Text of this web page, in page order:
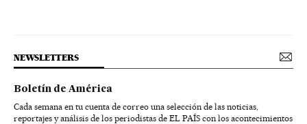
NEWSLETTERS
Boletín de América
Cada semana en tu cuenta de correo una selección de las noticias,
reportajes y análisis de los periodistas de EL PAÍS con los acontecimientos